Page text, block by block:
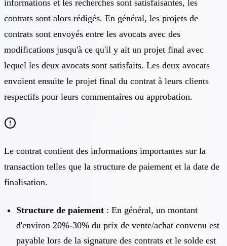
informations et les recherches sont satisfaisantes, les
contrats sont alors rédigés. En général, les projets de
contrats sont envoyés entre les avocats avec des
modifications jusqu'à ce qu'il y ait un projet final avec
lequel les deux avocats sont satisfaits. Les deux avocats
envoient ensuite le projet final du contrat à leurs clients
respectifs pour leurs commentaires ou approbation.
Le contrat contient des informations importantes sur la
transaction telles que la structure de paiement et la date de
finalisation.
Structure de paiement : En général, un montant
d'environ 20%-30% du prix de vente/achat convenu est
payable lors de la signature des contrats et le solde est